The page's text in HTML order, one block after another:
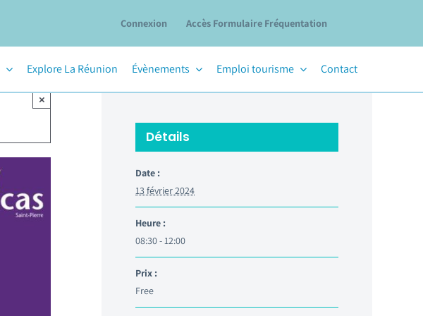
Connexion Accès Formulaire Fréquentation
Explore La Réunion Évènements Emploi tourisme Contact
×
Détails
Date :
13 février 2024
Heure :
08:30 - 12:00
Prix :
Free